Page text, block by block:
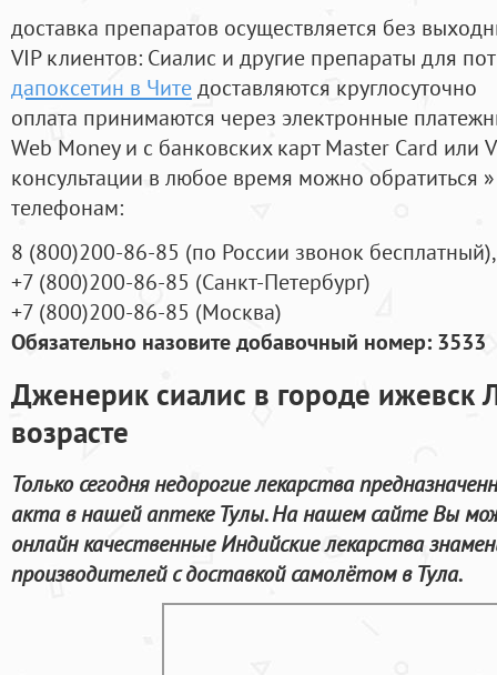
доставка препаратов осуществляется без
VIP клиентов: Сиалис и другие препараты для
дапоксетин в Читедоставляются круглосуточно
оплата принимаются через электронные
Web Money и с банковских карт Master Card или
консультации в любое время можно обратиться
телефонам:
8 (800)200-86-85 (по России звонок бесплатный),
+7 (800)200-86-85 (Санкт-Петербург)
+7 (800)200-86-85 (Москва)
Обязательно назовите добавочный номер: 3533
Дженерик сиалис в городе ижевск
возрасте
Только сегодня недорогие лекарства
акта в нашей аптеке Тулы. На нашем сайте Вы
онлайн качественные Индийские лекарства
производителей с доставкой самолётом в Тула.